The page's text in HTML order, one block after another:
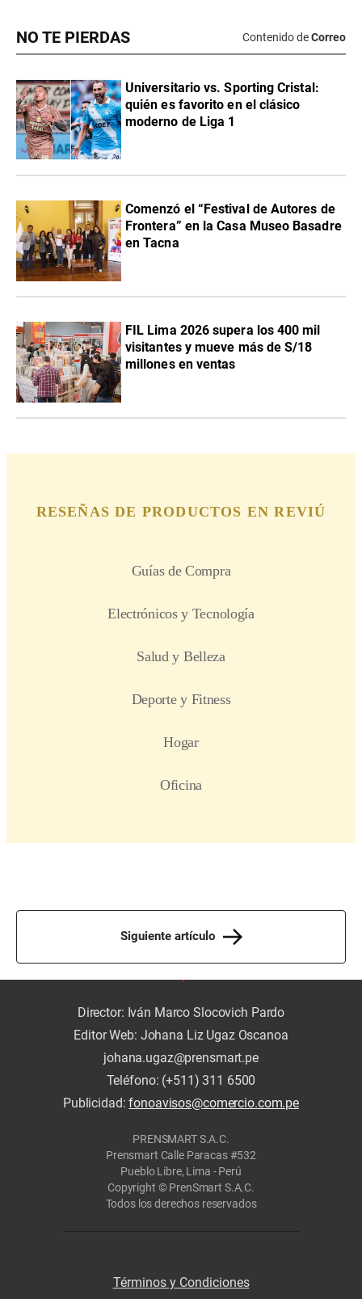
NO TE PIERDAS Contenido deCorreo
Universitario vs. Sporting Cristal:
quién es favorito en el clásico
moderno de Liga 1
Comenzó el “Festival de Autores de
Frontera” en la Casa Museo Basadre
en Tacna
FIL Lima 2026 supera los 400 mil
visitantes y mueve más de S/18
millones en ventas
Siguiente artículo
Director: Iván Marco Slocovich Pardo
Editor Web: Johana Liz Ugaz Oscanoa
johana.ugaz@prensmart.pe
Teléfono: (+511) 311 6500
Publicidad:fonoavisos@comercio.com.pe
PRENSMART S.A.C.
Prensmart Calle Paracas #532
Pueblo Libre, Lima - Perú
Copyright © PrenSmart S.A.C.
Todos los derechos reservados
Términos y Condiciones